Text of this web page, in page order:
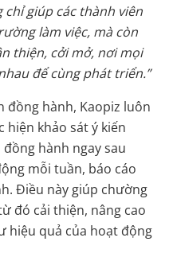
chỉ giúp các thành viên
làm việc, mà còn
thiện, cởi mở, nơi mọi
để cùng phát triển.”
đồng hành, Kaopiz luôn
khảo sát ý kiến
hành ngay sau
mỗi tuần, báo cáo
Điều này giúp chường
đó cải thiện, nâng cao
hiệu quả của hoạt động